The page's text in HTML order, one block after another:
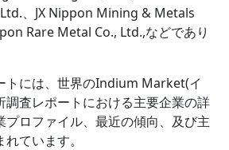
、JX Nippon Mining & Metals
Rare Metal Co., Ltd.,などであり
トには、世界のIndium Market(イ
調査レポートにおける主要企業の詳
プロファイル、最近の傾向、及び主
ています。